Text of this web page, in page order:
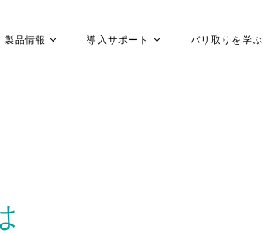
製品情報 導入サポート バリ取りを学ぶ